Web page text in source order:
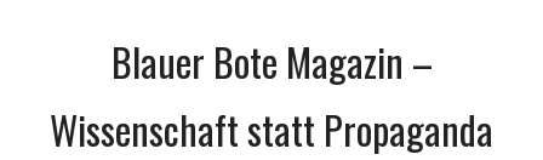
Blauer Bote Magazin –
Wissenschaft statt Propaganda